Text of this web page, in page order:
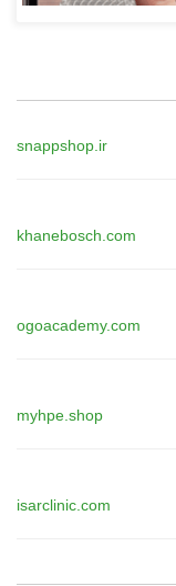
snappshop.ir
khanebosch.com
ogoacademy.com
myhpe.shop
isarclinic.com